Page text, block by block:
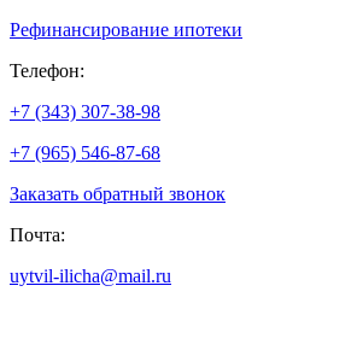
Рефинансирование ипотеки
Телефон:
+7 (343) 307-38-98
+7 (965) 546-87-68
Заказать обратный звонок
Почта:
uytvil-ilicha@mail.ru